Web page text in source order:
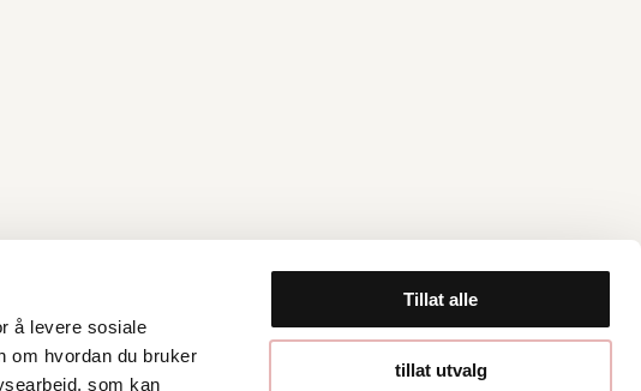
å levere sosiale
om hvordan du bruker
som kan
Tillat alle
tillat utvalg
Åpningstider